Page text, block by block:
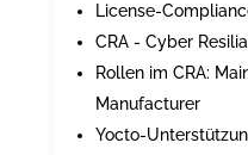
License-
CRA - Cyber
Rollen im CRA:
Manufacturer
Yocto-